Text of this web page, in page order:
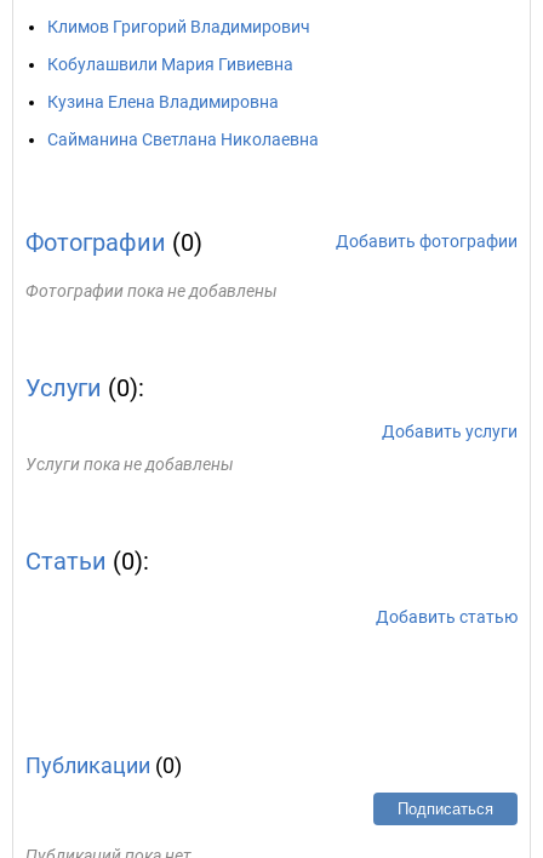
Климов Григорий Владимирович
Кобулашвили Мария Гивиевна
Кузина Елена Владимировна
Сайманина Светлана Николаевна
Фотографии (0) Добавить фотографии
Фотографии пока не добавлены
Услуги (0):
Добавить услуги
Услуги пока не добавлены
Статьи (0):
Добавить статью
Публикации (0)
Подписаться